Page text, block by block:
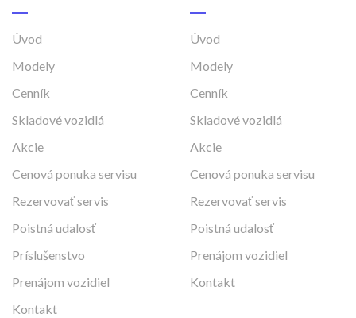
Úvod
Modely
Cenník
Skladové vozidlá
Akcie
Cenová ponuka servisu
Rezervovať servis
Poistná udalosť
Príslušenstvo
Prenájom vozidiel
Kontakt
Úvod
Modely
Cenník
Skladové vozidlá
Akcie
Cenová ponuka servisu
Rezervovať servis
Poistná udalosť
Prenájom vozidiel
Kontakt